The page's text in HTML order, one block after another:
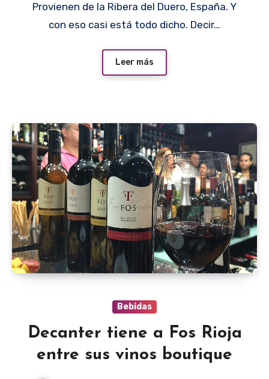
Provienen de la Ribera del Duero, España. Y
con eso casi está todo dicho. Decir…
Leer más
Bebidas
Decanter tiene a Fos Rioja
entre sus vinos boutique